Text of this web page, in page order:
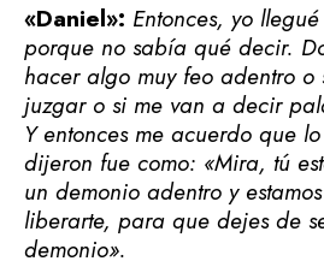
«Daniel»: Entonces, yo
porque no sabía qué decir.
hacer algo muy feo adentro
juzgar o si me van a decir
Y entonces me acuerdo que
dijeron fue como: «Mira, tú
un demonio adentro y
liberarte, para que dejes de
demonio».